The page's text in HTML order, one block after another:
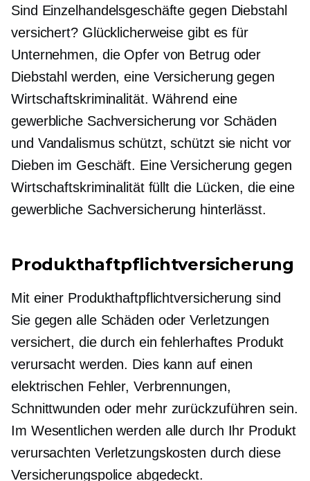
Sind Einzelhandelsgeschäfte gegen Diebstahl
versichert? Glücklicherweise gibt es für
Unternehmen, die Opfer von Betrug oder
Diebstahl werden, eine Versicherung gegen
Wirtschaftskriminalität. Während eine
gewerbliche Sachversicherung vor Schäden
und Vandalismus schützt, schützt sie nicht vor
Dieben im Geschäft. Eine Versicherung gegen
Wirtschaftskriminalität füllt die Lücken, die eine
gewerbliche Sachversicherung hinterlässt.
Produkthaftpflichtversicherung
Mit einer Produkthaftpflichtversicherung sind
Sie gegen alle Schäden oder Verletzungen
versichert, die durch ein fehlerhaftes Produkt
verursacht werden. Dies kann auf einen
elektrischen Fehler, Verbrennungen,
Schnittwunden oder mehr zurückzuführen sein.
Im Wesentlichen werden alle durch Ihr Produkt
verursachten Verletzungskosten durch diese
Versicherungspolice abgedeckt.